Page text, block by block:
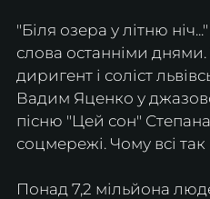
"Біля озера у літню
слова останніми
диригент і соліст
Вадим Яценко у
пісню "Цей сон" Степана
соцмережі. Чому всі
Понад 7,2 мільйона